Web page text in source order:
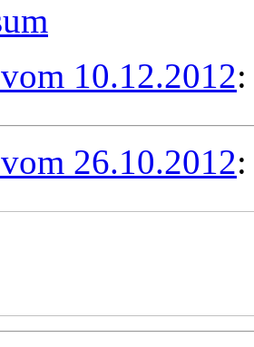
10.12.2012:
26.10.2012: